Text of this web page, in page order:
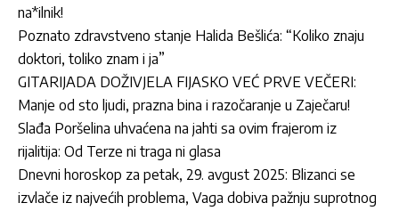
na*ilnik!
Poznato zdravstveno stanje Halida Bešlića: “Koliko znaju
doktori, toliko znam i ja”
GITARIJADA DOŽIVJELA FIJASKO VEĆ PRVE VEČERI:
Manje od sto ljudi, prazna bina i razočaranje u Zaječaru!
Slađa Poršelina uhvaćena na jahti sa ovim frajerom iz
rijalitija: Od Terze ni traga ni glasa
Dnevni horoskop za petak, 29. avgust 2025: Blizanci se
izvlače iz najvećih problema, Vaga dobiva pažnju suprotnog